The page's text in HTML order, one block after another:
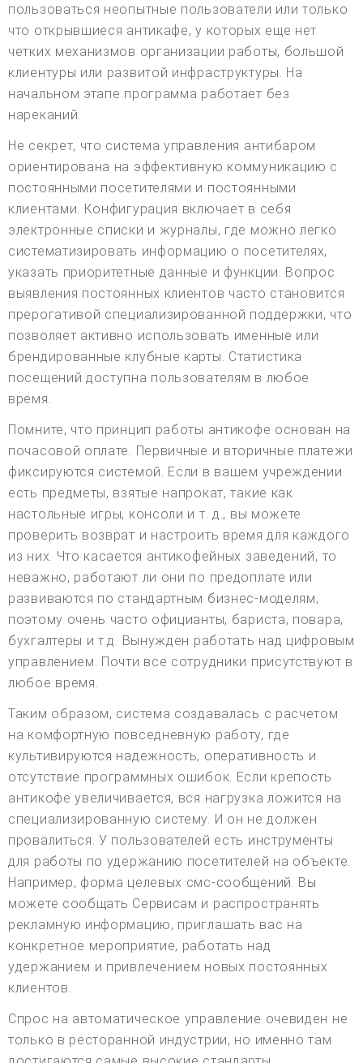
пользоваться неопытные пользователи или только
что открывшиеся антикафе, у которых еще нет
четких механизмов организации работы, большой
клиентуры или развитой инфраструктуры. На
начальном этапе программа работает без
нареканий.
Не секрет, что система управления антибаром
ориентирована на эффективную коммуникацию с
постоянными посетителями и постоянными
клиентами. Конфигурация включает в себя
электронные списки и журналы, где можно легко
систематизировать информацию о посетителях,
указать приоритетные данные и функции. Вопрос
выявления постоянных клиентов часто становится
прерогативой специализированной поддержки, что
позволяет активно использовать именные или
брендированные клубные карты. Статистика
посещений доступна пользователям в любое
время.
Помните, что принцип работы антикофе основан на
почасовой оплате. Первичные и вторичные платежи
фиксируются системой. Если в вашем учреждении
есть предметы, взятые напрокат, такие как
настольные игры, консоли и т. д., вы можете
проверить возврат и настроить время для каждого
из них. Что касается антикофейных заведений, то
неважно, работают ли они по предоплате или
развиваются по стандартным бизнес-моделям,
поэтому очень часто официанты, бариста, повара,
бухгалтеры и т.д. Вынужден работать над цифровым
управлением. Почти все сотрудники присутствуют в
любое время.
Таким образом, система создавалась с расчетом
на комфортную повседневную работу, где
культивируются надежность, оперативность и
отсутствие программных ошибок. Если крепость
антикофе увеличивается, вся нагрузка ложится на
специализированную систему. И он не должен
провалиться. У пользователей есть инструменты
для работы по удержанию посетителей на объекте.
Например, форма целевых смс-сообщений. Вы
можете сообщать Сервисам и распространять
рекламную информацию, приглашать вас на
конкретное мероприятие, работать над
удержанием и привлечением новых постоянных
клиентов.
Спрос на автоматическое управление очевиден не
только в ресторанной индустрии, но именно там